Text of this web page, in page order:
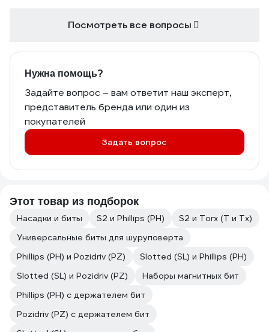
Посмотреть все вопросы
Нужна помощь?
Задайте вопрос – вам ответит наш эксперт,
представитель бренда или один из
покупателей
Задать вопрос
Этот товар из подборок
Насадки и биты S2 и Phillips (PH)
S2 и Torx (T и Tx)
Универсальные биты для шуруповерта
Phillips (PH) и Pozidriv (PZ)
Slotted (SL) и Phillips (PH)
Slotted (SL) и Pozidriv (PZ)
Наборы магнитных бит
Phillips (PH) с держателем бит
Pozidriv (PZ) с держателем бит